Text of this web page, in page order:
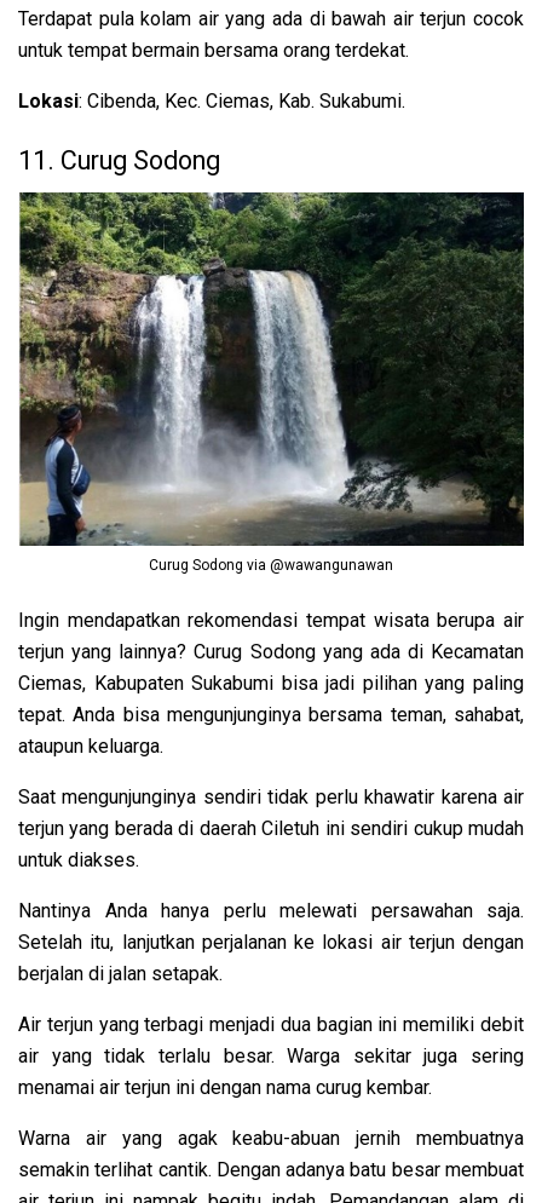
Terdapat pula kolam air yang ada di bawah air terjun cocok
untuk tempat bermain bersama orang terdekat.
Lokasi: Cibenda, Kec. Ciemas, Kab. Sukabumi.
11. Curug Sodong
Curug Sodong via @wawangunawan
Ingin mendapatkan rekomendasi tempat wisata berupa air
terjun yang lainnya? Curug Sodong yang ada di Kecamatan
Ciemas, Kabupaten Sukabumi bisa jadi pilihan yang paling
tepat. Anda bisa mengunjunginya bersama teman, sahabat,
ataupun keluarga.
Saat mengunjunginya sendiri tidak perlu khawatir karena air
terjun yang berada di daerah Ciletuh ini sendiri cukup mudah
untuk diakses.
Nantinya Anda hanya perlu melewati persawahan saja.
Setelah itu, lanjutkan perjalanan ke lokasi air terjun dengan
berjalan di jalan setapak.
Air terjun yang terbagi menjadi dua bagian ini memiliki debit
air yang tidak terlalu besar. Warga sekitar juga sering
menamai air terjun ini dengan nama curug kembar.
Warna air yang agak keabu-abuan jernih membuatnya
semakin terlihat cantik. Dengan adanya batu besar membuat